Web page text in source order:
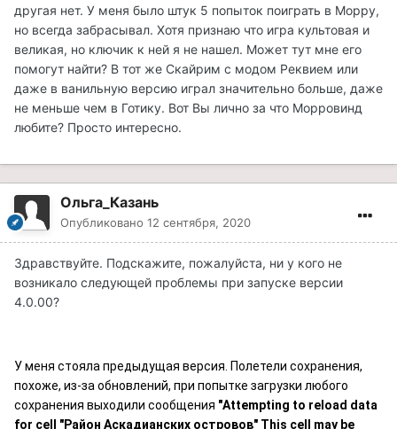
другая нет. У меня было штук 5 попыток поиграть в Морру,
но всегда забрасывал. Хотя признаю что игра культовая и
великая, но ключик к ней я не нашел. Может тут мне его
помогут найти? В тот же Скайрим с модом Реквием или
даже в ванильную версию играл значительно больше, даже
не меньше чем в Готику. Вот Вы лично за что Морровинд
любите? Просто интересно.
Ольга_Казань
Опубликовано 12 сентября, 2020
Здравствуйте. Подскажите, пожалуйста, ни у кого не
возникало следующей проблемы при запуске версии
4.0.00?
У меня стояла предыдущая версия. Полетели сохранения,
похоже, из-за обновлений, при попытке загрузки любого
сохранения выходили сообщения "Attempting to reload data
for cell "Район Аскадианских островов" This cell may be